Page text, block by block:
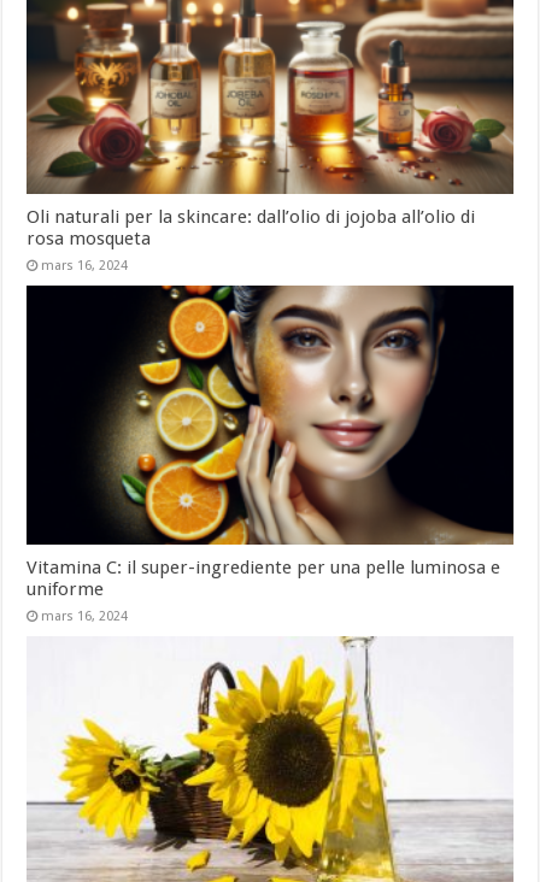
Oli naturali per la skincare: dall’olio di jojoba all’olio di
rosa mosqueta
mars 16, 2024
Vitamina C: il super-ingrediente per una pelle luminosa e
uniforme
mars 16, 2024